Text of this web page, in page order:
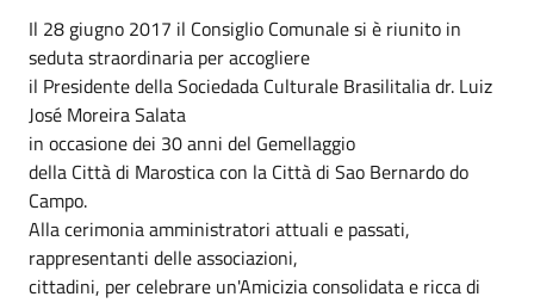
Il 28 giugno 2017 il Consiglio Comunale si è riunito in
seduta straordinaria per accogliere
il Presidente della Sociedada Culturale Brasilitalia dr. Luiz
José Moreira Salata
in occasione dei 30 anni del Gemellaggio
della Città di Marostica con la Città di Sao Bernardo do
Campo.
Alla cerimonia amministratori attuali e passati,
rappresentanti delle associazioni,
cittadini, per celebrare un'Amicizia consolidata e ricca di